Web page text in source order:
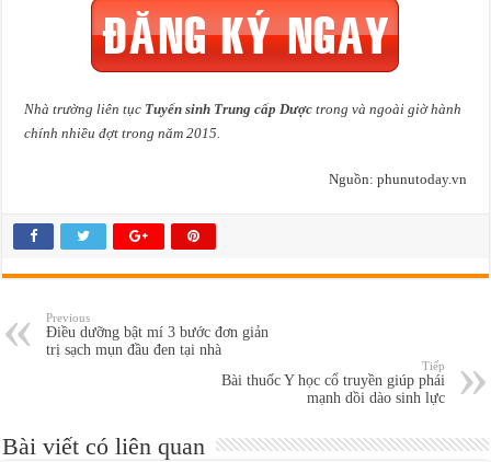
Nhà trường liên tục Tuyển sinh Trung cấp Dược trong và ngoài giờ hành
chính nhiều đợt trong năm 2015.
Nguồn: phunutoday.vn
Previous
Điều dưỡng bật mí 3 bước đơn giản
trị sạch mụn đầu đen tại nhà
Tiếp
Bài thuốc Y học cổ truyền giúp phái
mạnh dồi dào sinh lực
Bài viết có liên quan